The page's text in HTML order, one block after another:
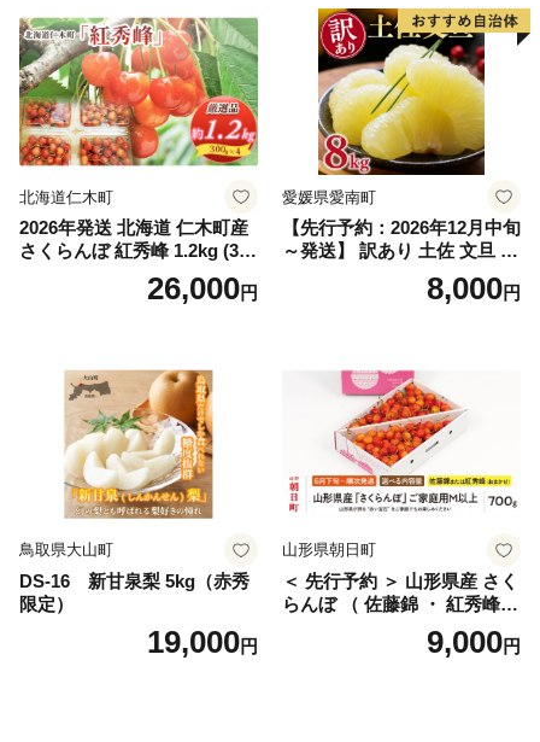
笛吹市 山梨県 フルーツ 果物
ぶどう 葡萄 大粒 シャインマ
スカット おすすめ シャイン
マスカット 贈答 ギフト 産地
笛吹市 シャインマスカット
笛吹 葡萄 国産 ぶどう 人気
国産 1.2kg 先行｜
北海道仁木町
2026年発送 北海道 仁木町産
さくらんぼ 紅秀峰 1.2kg (300
g×4パック) Lサイズ以上 旬
桜桃 産地直送 サクランボ チ
26,000円
愛媛県愛南町
【先行予約：2026年12月中旬
～発送】 訳あり 土佐 文旦 8k
g (Mサイズ以上サイズミック
ス) 8000円 わけあり ぶんた
産 農家直送 期間限定 特産品
サイズミックス くらもとフ
ァーム 愛南町 愛媛県
8,000円
鳥取県大山町
DS-16 新甘泉梨 5kg（赤秀
限定）
19,000円
山形県朝日町
＜ 先行予約 ＞ 山形県産 さく
らんぼ （ 佐藤錦 ・ 紅秀峰
） ご家庭用 M以上 700g 【20
26年6月下旬から7月上旬発
9,000円